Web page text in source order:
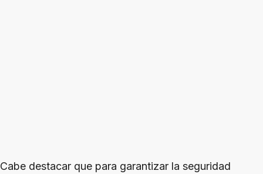
Cabe destacar que para garantizar la seguridad